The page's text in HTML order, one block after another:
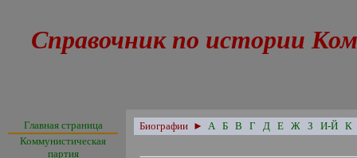
Справочник по истории
Главная страница
Коммунистическая
партия
Биографии ► А Б В Г Д Е Ж З И-Й К